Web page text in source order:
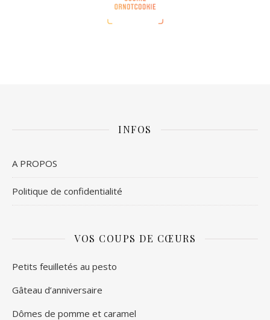
INFOS
A PROPOS
Politique de confidentialité
VOS COUPS DE CŒURS
Petits feuilletés au pesto
Gâteau d’anniversaire
Dômes de pomme et caramel